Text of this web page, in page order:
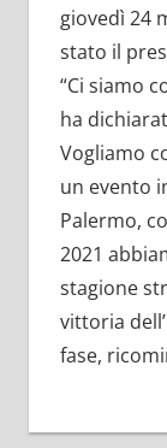
giovedì 24
stato il
“Ci siamo
ha
Vogliamo
un evento
Palermo,
2021
stagione
vittoria
fase,